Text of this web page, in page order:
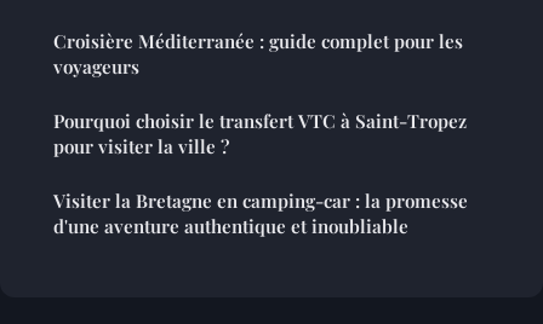
Croisière Méditerranée : guide complet pour les
voyageurs
Pourquoi choisir le transfert VTC à Saint-Tropez
pour visiter la ville ?
Visiter la Bretagne en camping-car : la promesse
d'une aventure authentique et inoubliable